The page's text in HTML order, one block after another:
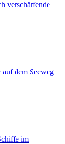
verschärfende
dem Seeweg
im